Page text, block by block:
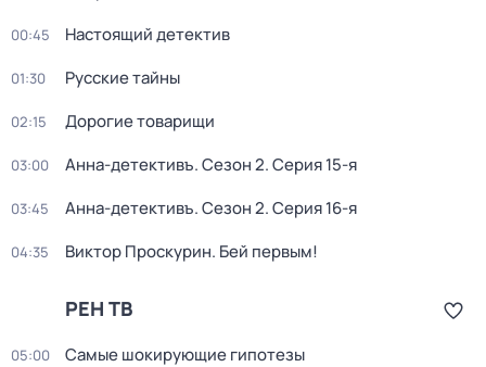
00:45 Настоящий детектив
01:30 Русские тайны
02:15 Дорогие товарищи
03:00 Анна-детективъ. Сезон 2. Серия 15-я
03:45 Анна-детективъ. Сезон 2. Серия 16-я
04:35 Виктор Проскурин. Бей первым!
РЕН ТВ
05:00 Самые шoкиpующие гипотезы